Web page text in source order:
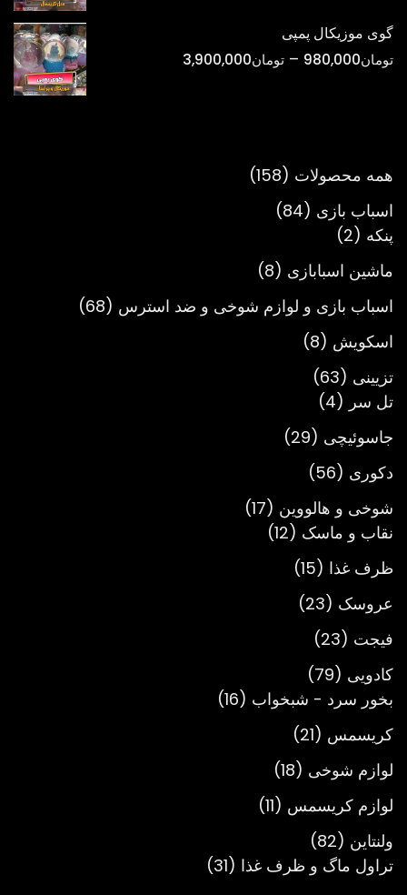
تومان900,000
گوی موزیکال پمپی
تومان980,000
– تومان3,900,000
همه محصولات
158
158
اسباب بازی 84
84
پنکه 2
2
محصول
ماشین اسبابازی 8
8
اسباب بازی و لوازم شوخی و ضد استرس 68
68
اسکویش 8
8
تزیینی 63
63
محصول
تل سر 4
4
محصول
جاسوئیچی 29
29
دکوری 56
56
محصول
شوخی و هالووین 17
17
نقاب و ماسک 12
12
ظرف غذا 15
15
محصول
عروسک 23
23
فیجت 23
23
محصول
کادویی 79
79
محصول
بخور سرد - شبخواب 16
16
کریسمس 21
21
محصول
لوازم شوخی 18
18
محصول
لوازم کریسمس 11
11
ولنتاین 82
82
محصول
تراول ماگ و ظرف غذا 31
31